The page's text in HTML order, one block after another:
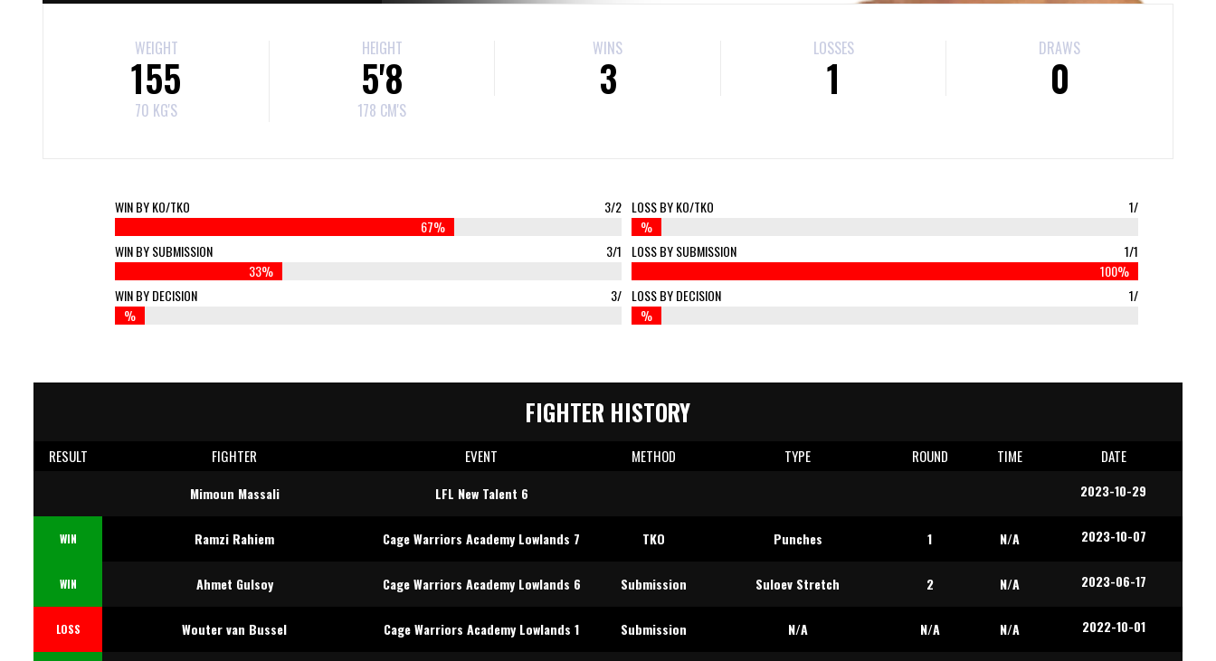
WEIGHT
155
70 KG'S
HEIGHT
5'8
178 CM'S
WINS
3
LOSSES
1
DRAWS
0
WIN BY KO/TKO
3/2
67%
WIN BY SUBMISSION
3/1
33%
WIN BY DECISION
3/
%
LOSS BY KO/TKO
1/
%
LOSS BY SUBMISSION
1/1
100%
LOSS BY DECISION
1/
%
FIGHTER HISTORY
RESULT FIGHTER EVENT METHOD TYPE ROUND TIME DATE
Mimoun Massali LFL New Talent 6 2023-10-29
WIN Ramzi Rahiem Cage Warriors Academy Lowlands 7 TKO Punches 1 N/A 2023-10-07
WIN Ahmet Gulsoy Cage Warriors Academy Lowlands 6 Submission Suloev Stretch 2 N/A 2023-06-17
LOSS Wouter van Bussel Cage Warriors Academy Lowlands 1 Submission N/A N/A N/A 2022-10-01